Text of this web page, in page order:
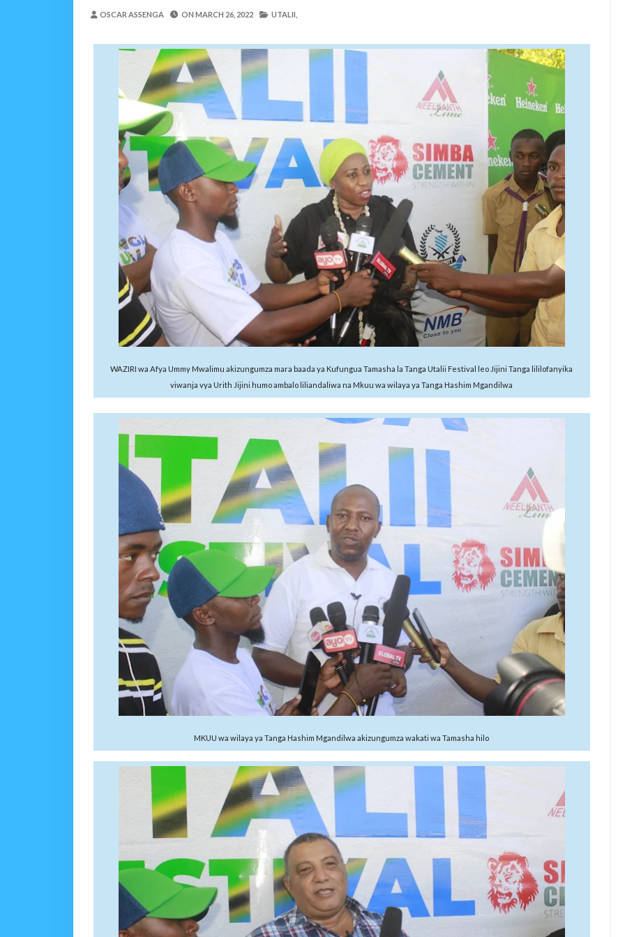
UVCCM Moshi Vijijini Yaikaribisha Jamii Kuadhimisha Siku Ya Vijana Duniani
WRRB YAJA NA UBUNIFU KWENYE ZAO LA PARACHICHI
Alex Sonna-Aug 08 2026
WMA YAPONGEZWA KWA KUANZISHA KLABU ZA VIPIMO SHULENI
MSUMBA
PROF. SHEMDOE AHAIDI TAMISEMI KUTEKELEZA KIKAMILIFU JUKUMU LA USIMAMIZI WA
TPDC YARIDHISHWA NA MAENDELEO YA UJENZI WA PUMP STATION NAMBA 3-MRADI
OSCAR ASSENGA Aug 07 2026
Nilinusurika Jela Kwa Dhuluma, Mpaka Tiba Ya Kienyeji Iliponipa Ushindi Mahakamani
-Aug 08 2026
OSCAR ASSENGA ON MARCH 26, 2022 UTALII,
WAZIRI wa Afya Ummy Mwalimu akizungumza mara baada ya Kufungua Tamasha la Tanga Utalii Festival leo Jijini Tanga lililofanyika
viwanja vya Urith Jijini humo ambalo liliandaliwa na Mkuu wa wilaya ya Tanga Hashim Mgandilwa
MKUU wa wilaya ya Tanga Hashim Mgandilwa akizungumza wakati wa Tamasha hilo